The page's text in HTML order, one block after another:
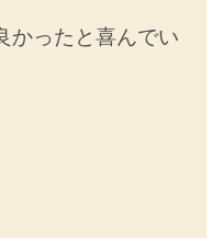
かったと喜んでい